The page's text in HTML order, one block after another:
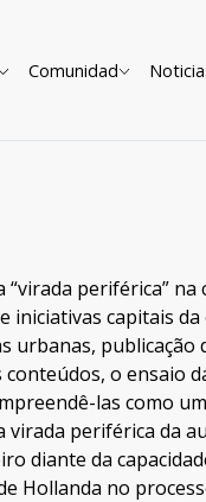
Comunidad
“virada periférica”
iniciativas capitais
urbanas, publicação
o ensaio
las como
virada periférica da
diante da
Hollanda no